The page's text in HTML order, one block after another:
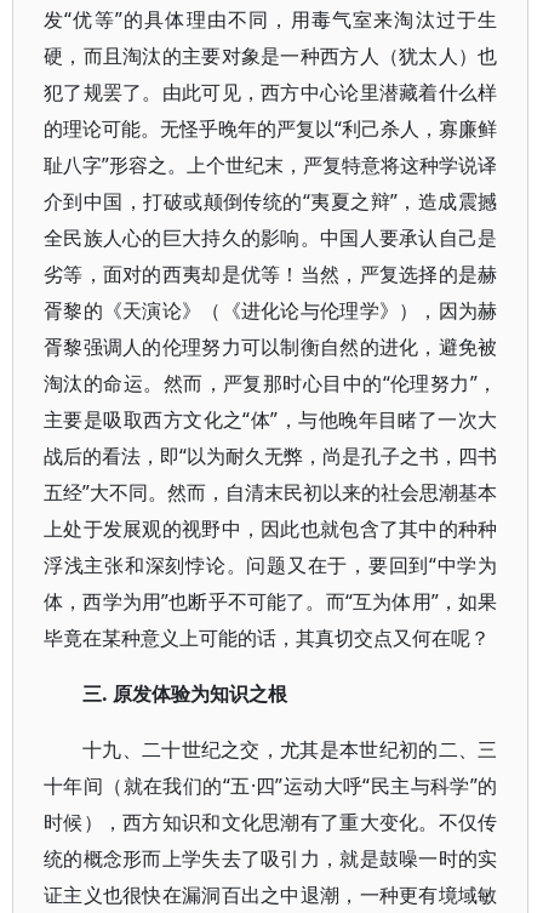
发“优等”的具体理由不同，用毒气室来淘汰过于生
硬，而且淘汰的主要对象是一种西方人（犹太人）也
犯了规罢了。由此可见，西方中心论里潜藏着什么样
的理论可能。无怪乎晚年的严复以“利己杀人，寡廉鲜
耻八字”形容之。上个世纪末，严复特意将这种学说译
介到中国，打破或颠倒传统的“夷夏之辩”，造成震撼
全民族人心的巨大持久的影响。中国人要承认自己是
劣等，面对的西夷却是优等！当然，严复选择的是赫
胥黎的《天演论》（《进化论与伦理学》），因为赫
胥黎强调人的伦理努力可以制衡自然的进化，避免被
淘汰的命运。然而，严复那时心目中的“伦理努力”，
主要是吸取西方文化之“体”，与他晚年目睹了一次大
战后的看法，即“以为耐久无弊，尚是孔子之书，四书
五经”大不同。然而，自清末民初以来的社会思潮基本
上处于发展观的视野中，因此也就包含了其中的种种
浮浅主张和深刻悖论。问题又在于，要回到“中学为
体，西学为用”也断乎不可能了。而“互为体用”，如果
毕竟在某种意义上可能的话，其真切交点又何在呢？
三. 原发体验为知识之根
十九、二十世纪之交，尤其是本世纪初的二、三
十年间（就在我们的“五·四”运动大呼“民主与科学”的
时候），西方知识和文化思潮有了重大变化。不仅传
统的概念形而上学失去了吸引力，就是鼓噪一时的实
证主义也很快在漏洞百出之中退潮，一种更有境域敏